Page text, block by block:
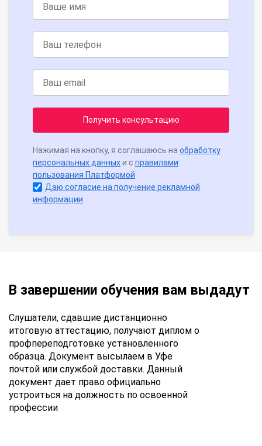
Получить консультацию
Нажимая на кнопку, я соглашаюсь на обработку
персональных данныхи с правилами
пользования Платформой
Даю согласие на получение рекламной
информации
В завершении обучения вам выдадут
Слушатели, сдавшие дистанционно
итоговую аттестацию, получают диплом о
профпереподготовке установленного
образца. Документ высылаем в Уфе
почтой или службой доставки. Данный
документ дает право официально
устроиться на должность по освоенной
профессии